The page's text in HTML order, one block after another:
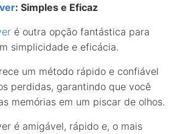
: Simples e Eficaz
é outra opção fantástica para
simplicidade e eficácia.
um método rápido e confiável
perdidas, garantindo que você
memórias em um piscar de olhos.
é amigável, rápido e, o mais